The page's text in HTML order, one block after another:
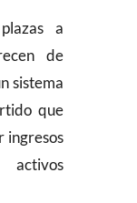
a
de
sistema
que
ingresos